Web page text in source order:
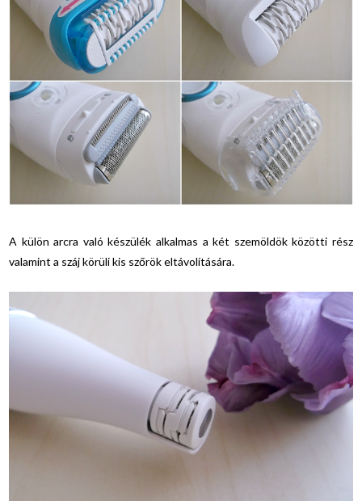
A külön arcra való készülék alkalmas a két szemöldök közötti rész
valamint a száj körüli kis szőrök eltávolítására.